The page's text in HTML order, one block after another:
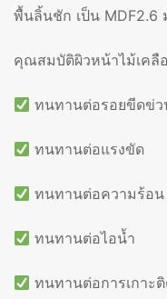
พื้นลิ้นชัก เป็น MDF2.6
คุณสมบัติผิวหน้าไม้เคลื
ทนทานต่อรอยขีดข่
ทนทานต่อแรงขัด
ทนทานต่อความร้อน
ทนทานต่อไอน้ำ
ทนทานต่อการเกาะ